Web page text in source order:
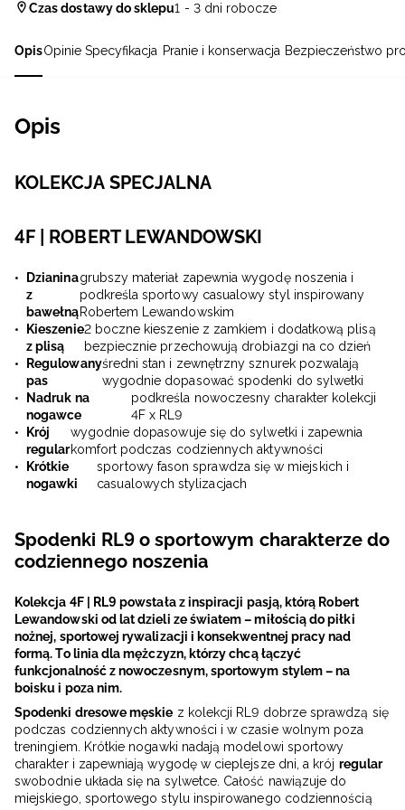
OpisOpinie Specyfikacja Pranie i konserwacja Bezpieczeństwo
Opis
KOLEKCJA SPECJALNA
4F | ROBERT LEWANDOWSKI
Dzianina
z
bawełną
grubszy materiał zapewnia wygodę noszenia i
podkreśla sportowy casualowy styl inspirowany
Robertem Lewandowskim
Kieszenie
z plisą
2 boczne kieszenie z zamkiem i dodatkową plisą
bezpiecznie przechowują drobiazgi na co dzień
Regulowany
pas
średni stan i zewnętrzny sznurek pozwalają
wygodnie dopasować spodenki do sylwetki
Nadruk na
nogawce
podkreśla nowoczesny charakter kolekcji
4F x RL9
Krój
regular
wygodnie dopasowuje się do sylwetki i zapewnia
komfort podczas codziennych aktywności
Krótkie
nogawki
sportowy fason sprawdza się w miejskich i
casualowych stylizacjach
Spodenki RL9 o sportowym charakterze do
codziennego noszenia
Kolekcja 4F | RL9 powstała z inspiracji pasją, którą Robert
Lewandowski od lat dzieli ze światem – miłością do piłki
nożnej, sportowej rywalizacji i konsekwentnej pracy nad
formą. To linia dla mężczyzn, którzy chcą łączyć
funkcjonalność z nowoczesnym, sportowym stylem – na
boisku i poza nim.
Spodenki dresowe męskie z kolekcji RL9 dobrze sprawdzą się
podczas codziennych aktywności i w czasie wolnym poza
treningiem. Krótkie nogawki nadają modelowi sportowy
charakter i zapewniają wygodę w cieplejsze dni, a krój regular
swobodnie układa się na sylwetce. Całość nawiązuje do
miejskiego, sportowego stylu inspirowanego codziennością
Czas dostawy do sklepu1 - 3 dni robocze